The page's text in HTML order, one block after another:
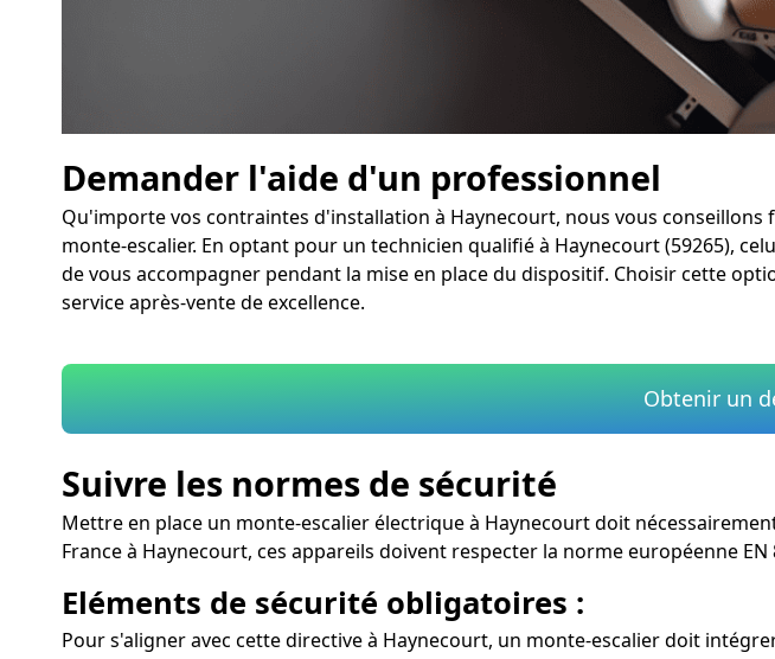
Demander l'aide d'un professionnel
Qu'importe vos contraintes d'installation à Haynecourt, nous vous
monte-escalier. En optant pour un technicien qualifié à Haynecourt (59265),
de vous accompagner pendant la mise en place du dispositif. Choisir cette
service après-vente de excellence.
Obtenir un
Suivre les normes de sécurité
Mettre en place un monte-escalier électrique à Haynecourt doit
France à Haynecourt, ces appareils doivent respecter la norme européenne EN
Eléments de sécurité obligatoires :
Pour s'aligner avec cette directive à Haynecourt, un monte-escalier doit